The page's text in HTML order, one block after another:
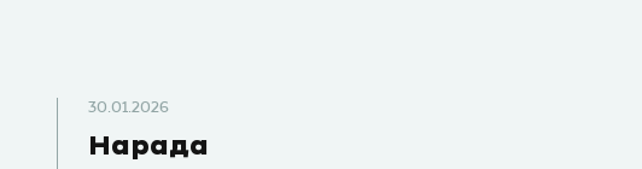
30.01.2026
Нарада